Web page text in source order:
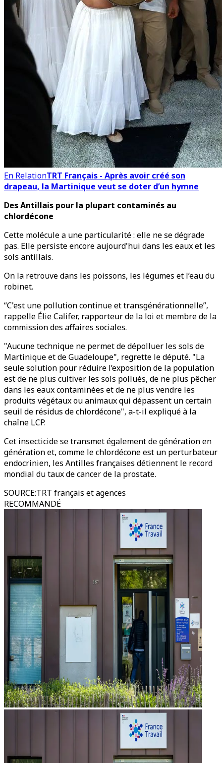
En RelationTRT Français - Après avoir créé son
drapeau, la Martinique veut se doter d’un hymne
Des Antillais pour la plupart contaminés au
chlordécone
Cette molécule a une particularité : elle ne se dégrade
pas. Elle persiste encore aujourd'hui dans les eaux et les
sols antillais.
On la retrouve dans les poissons, les légumes et l’eau du
robinet.
“C'est une pollution continue et transgénérationnelle”,
rappelle Élie Califer, rapporteur de la loi et membre de la
commission des affaires sociales.
"Aucune technique ne permet de dépolluer les sols de
Martinique et de Guadeloupe", regrette le député. "La
seule solution pour réduire l’exposition de la population
est de ne plus cultiver les sols pollués, de ne plus pêcher
dans les eaux contaminées et de ne plus vendre les
produits végétaux ou animaux qui dépassent un certain
seuil de résidus de chlordécone", a-t-il expliqué à la
chaîne LCP.
Cet insecticide se transmet également de génération en
génération et, comme le chlordécone est un perturbateur
endocrinien, les Antilles françaises détiennent le record
mondial du taux de cancer de la prostate.
SOURCE:TRT français et agences
RECOMMANDÉ